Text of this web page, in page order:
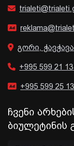
გორი,
+995 599 21 13
+995 599 25
ჩვენი
ბიულეტინის